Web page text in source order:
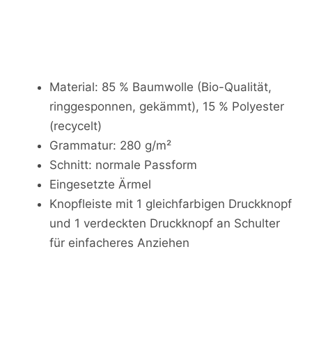
Material: 85 % Baumwolle (Bio-Qualität,
ringgesponnen, gekämmt), 15 % Polyester
(recycelt)
Grammatur: 280 g/m²
Schnitt: normale Passform
Eingesetzte Ärmel
Knopfleiste mit 1 gleichfarbigen Druckknopf
und 1 verdeckten Druckknopf an Schulter
für einfacheres Anziehen